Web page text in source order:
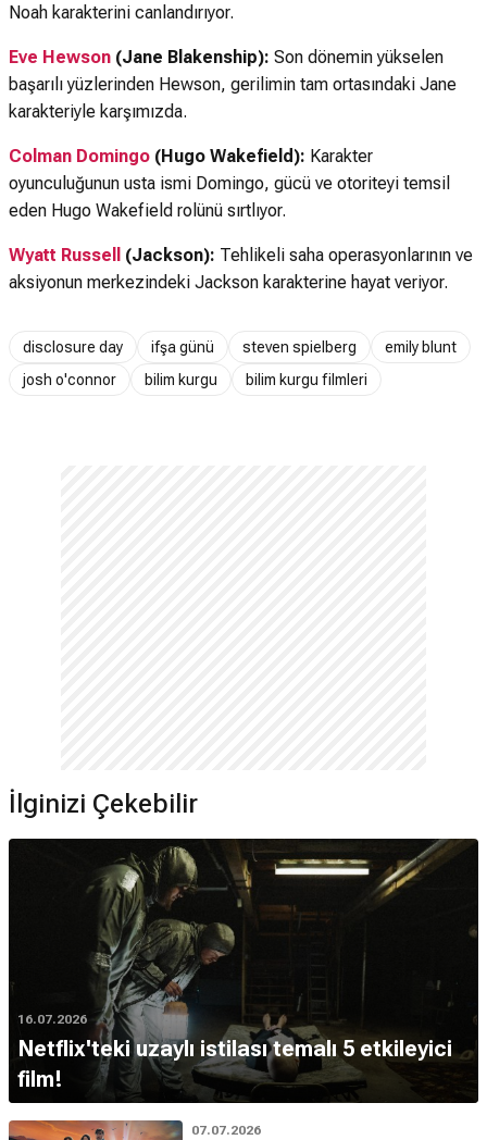
Noah karakterini canlandırıyor.
Eve Hewson (Jane Blakenship): Son dönemin yükselen
başarılı yüzlerinden Hewson, gerilimin tam ortasındaki Jane
karakteriyle karşımızda.
Colman Domingo (Hugo Wakefield): Karakter
oyunculuğunun usta ismi Domingo, gücü ve otoriteyi temsil
eden Hugo Wakefield rolünü sırtlıyor.
Wyatt Russell (Jackson): Tehlikeli saha operasyonlarının ve
aksiyonun merkezindeki Jackson karakterine hayat veriyor.
disclosure day ifşa günü steven spielberg
emily blunt
josh o'connor
bilim kurgu bilim kurgu filmleri
İlginizi Çekebilir
16.07.2026
Netflix'teki uzaylı istilası temalı 5 etkileyici
film!
07.07.2026